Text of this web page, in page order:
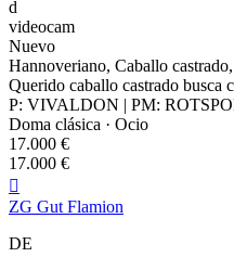
d
videocam
Nuevo
Hannoveriano, Caballo
Querido caballo castrado busca
P: VIVALDON | PM:
Doma clásica · Ocio
17.000 €
17.000 €

ZG Gut Flamion
DE